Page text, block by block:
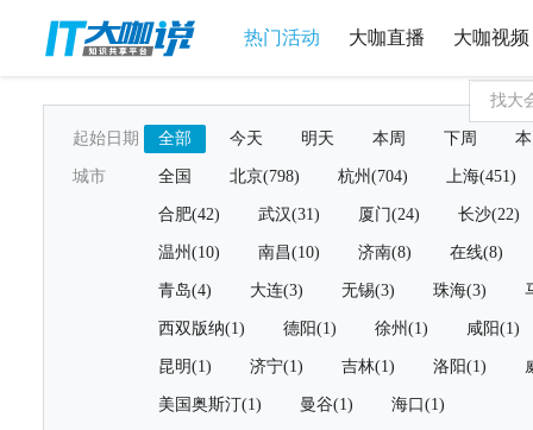
热门活动 大咖直播 大咖视频
起始日期 全部 今天 明天 本周 下周
城市 全国 北京(798) 杭州(704) 上海(451)
合肥(42) 武汉(31) 厦门(24) 长沙(22)
温州(10) 南昌(10) 济南(8) 在线(8)
青岛(4) 大连(3) 无锡(3) 珠海(3)
西双版纳(1) 德阳(1) 徐州(1) 咸阳(1)
昆明(1) 济宁(1) 吉林(1) 洛阳(1)
美国奥斯汀(1) 曼谷(1) 海口(1)